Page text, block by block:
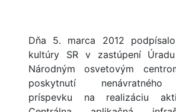
Dňa 5. marca 2012
kultúry SR v zastúpení
Národným osvetovým
poskytnutí nenávratného
príspevku na realizáciu